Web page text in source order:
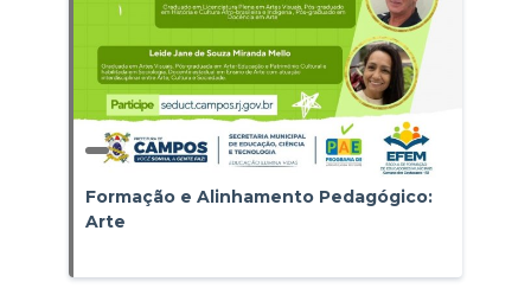
Formação e Alinhamento Pedagógico:
Arte